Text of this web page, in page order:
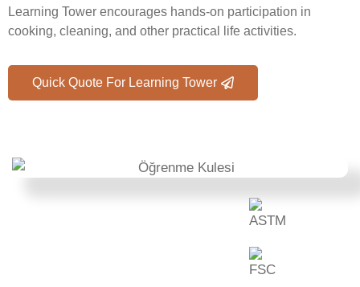
Learning Tower encourages hands-on participation in
cooking, cleaning, and other practical life activities.
Quick Quote For Learning Tower